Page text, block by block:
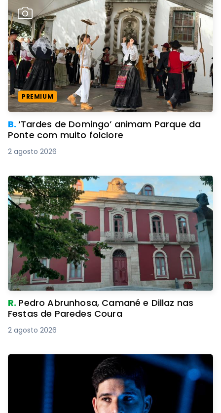
PREMIUM
B.‘Tardes de Domingo’ animam Parque da
Ponte com muito folclore
2 agosto 2026
R. Pedro Abrunhosa, Camané e Dillaz nas
Festas de Paredes Coura
2 agosto 2026